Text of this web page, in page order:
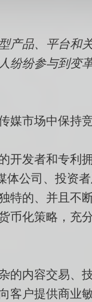
产品、平台和
纷纷参与到变
市场中保持
发者和专利
公司、投资
特的、并且不
币化策略，充
的内容交易、
客户提供商业